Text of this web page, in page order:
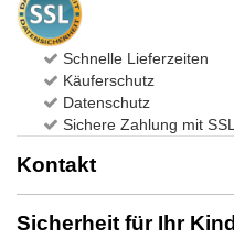
Schnelle Lieferzeiten
Käuferschutz
Datenschutz
Sichere Zahlung mit
Kontakt
Sicherheit für Ihr Kind